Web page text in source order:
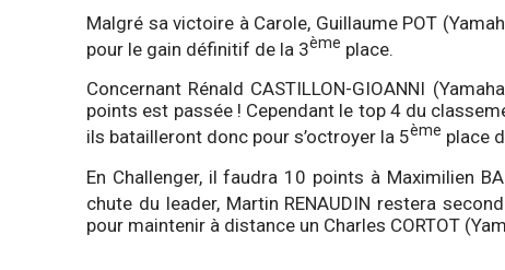
Malgré sa victoire à Carole, Guillaume POT
pour le gain définitif de la 3ème place.
Concernant Rénald CASTILLON-GIOANNI
points est passée ! Cependant le top 4 du
ils batailleront donc pour s’octroyer la 5ème place
En Challenger, il faudra 10 points à Maximilien
chute du leader, Martin RENAUDIN restera
pour maintenir à distance un Charles CORTOT